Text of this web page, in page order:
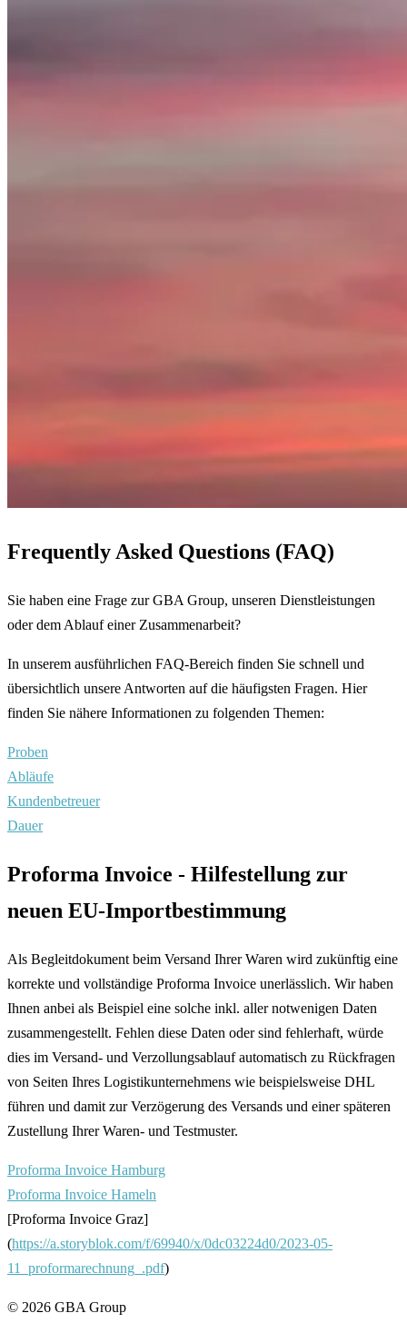
Frequently Asked Questions (FAQ)
Sie haben eine Frage zur GBA Group, unseren Dienstleistungen
oder dem Ablauf einer Zusammenarbeit?
In unserem ausführlichen FAQ-Bereich finden Sie schnell und
übersichtlich unsere Antworten auf die häufigsten Fragen. Hier
finden Sie nähere Informationen zu folgenden Themen:
Proben
Abläufe
Kundenbetreuer
Dauer
Proforma Invoice - Hilfestellung zur
neuen EU-Importbestimmung
Als Begleitdokument beim Versand Ihrer Waren wird zukünftig eine
korrekte und vollständige Proforma Invoice unerlässlich. Wir haben
Ihnen anbei als Beispiel eine solche inkl. aller notwenigen Daten
zusammengestellt. Fehlen diese Daten oder sind fehlerhaft, würde
dies im Versand- und Verzollungsablauf automatisch zu Rückfragen
von Seiten Ihres Logistikunternehmens wie beispielsweise DHL
führen und damit zur Verzögerung des Versands und einer späteren
Zustellung Ihrer Waren- und Testmuster.
Proforma Invoice Hamburg
Proforma Invoice Hameln
[Proforma Invoice Graz]
(https://a.storyblok.com/f/69940/x/0dc03224d0/2023-05-
11_proformarechnung_.pdf)
© 2026 GBA Group